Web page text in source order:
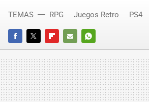
FACEBOOKTWITTERFLIPBOARD
E-
MAIL
WHATSAPP
TEMAS RPG Juegos Retro PS4